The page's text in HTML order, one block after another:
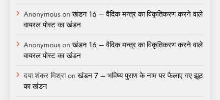
Anonymousonखंडन 16 – वैदिक मन्त्र का विकृतिकरण करने वाले
वायरल पोस्ट का खंडन
Anonymousonखंडन 16 – वैदिक मन्त्र का विकृतिकरण करने वाले
वायरल पोस्ट का खंडन
दया शंकर मिश्राonखंडन 7 – भविष्य पुराण के नाम पर फैलाए गए झूठ
का खंडन